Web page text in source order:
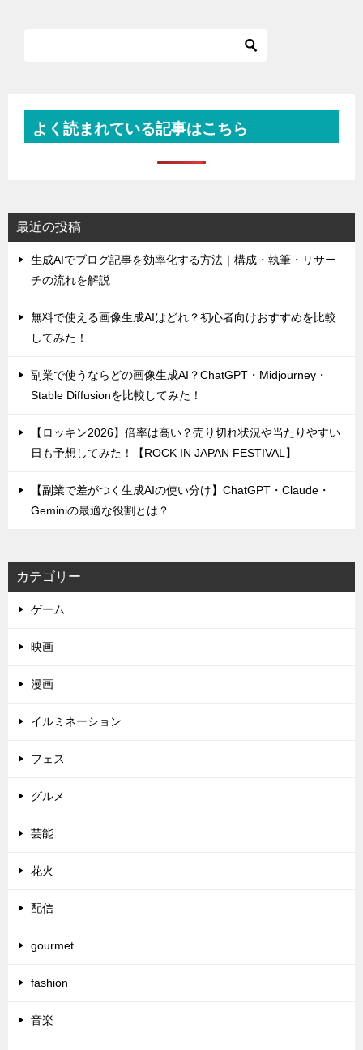
よく読まれている記事はこちら
最近の投稿
生成AIでブログ記事を効率化する方法｜構成・執筆・リサー
チの流れを解説
無料で使える画像生成AIはどれ？初心者向けおすすめを比較
してみた！
副業で使うならどの画像生成AI？ChatGPT・Midjourney・
Stable Diffusionを比較してみた！
【ロッキン2026】倍率は高い？売り切れ状況や当たりやすい
日も予想してみた！【ROCK IN JAPAN FESTIVAL】
【副業で差がつく生成AIの使い分け】ChatGPT・Claude・
Geminiの最適な役割とは？
カテゴリー
ゲーム
映画
漫画
イルミネーション
フェス
グルメ
芸能
花火
配信
gourmet
fashion
音楽